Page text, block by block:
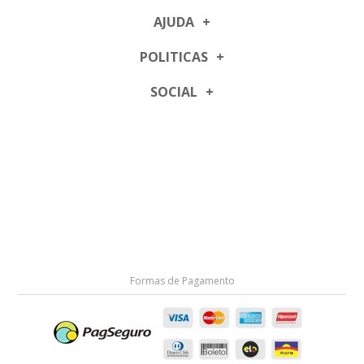
AJUDA
POLITICAS
SOCIAL
Formas de Pagamento